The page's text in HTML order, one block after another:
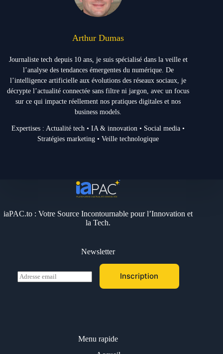
Arthur Dumas
Journaliste tech depuis 10 ans, je suis spécialisé dans la veille et
l’analyse des tendances émergentes du numérique. De
l’intelligence artificielle aux évolutions des réseaux sociaux, je
décrypte l’actualité connectée sans filtre ni jargon, avec un focus
sur ce qui impacte réellement nos pratiques digitales et nos
business models.
Expertises : Actualité tech • IA & innovation • Social media •
Stratégies marketing • Veille technologique
iaPAC.to : Votre Source Incontournable pour l’Innovation et
la Tech.
Newsletter
E
m
Inscription
Menu rapide